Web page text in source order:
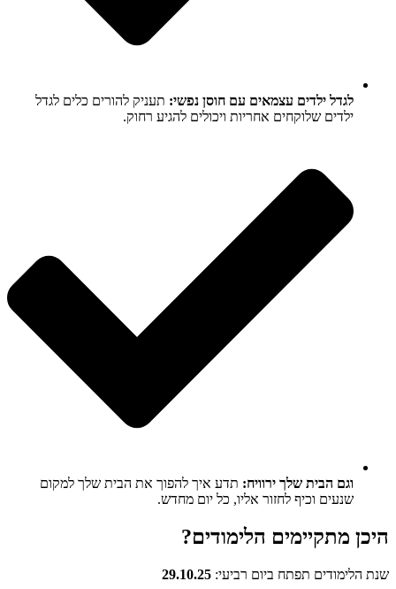
לגדל ילדים עצמאים עם חוסן נפשי: תעניק להורים כלים לגדל
ילדים שלוקחים אחריות ויכולים להגיע רחוק.
וגם הבית שלך ירוויח: תדע איך להפוך את הבית שלך למקום
שנעים וכיף לחזור אליו, כל יום מחדש.
היכן מתקיימים הלימודים?
שנת הלימודים תפתח ביום רביעי: 29.10.25